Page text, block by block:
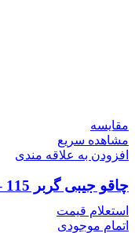
مقایسه
مشاهده سریع
افزودن به علاقه مندی
چاقو جیبی گربر 115 – Gerber 115 Knife
استعلام قیمت
اتمام موجودی